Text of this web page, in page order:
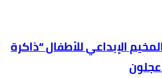
الإبداعي للأطفال “ذاكرة